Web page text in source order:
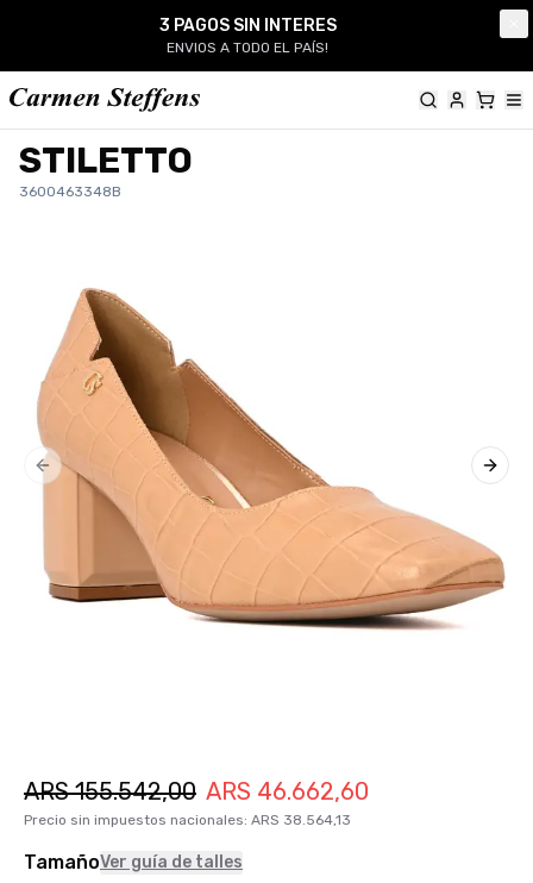
3 PAGOS SIN INTERES
ENVIOS A TODO EL PAÍS!
STILETTO
3600463348B
Previous slide Next
ARS 155.542,00 ARS 46.662,60
Precio sin impuestos nacionales: ARS 38.564,13
TamañoVer guía de talles